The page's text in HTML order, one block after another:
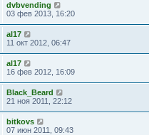
dvbvending
03 фев 2013, 16:20
al17
11 окт 2012, 06:47
al17
16 фев 2012, 16:09
Black_Beard
21 ноя 2011, 22:12
bitkovs
07 июн 2011, 09:43